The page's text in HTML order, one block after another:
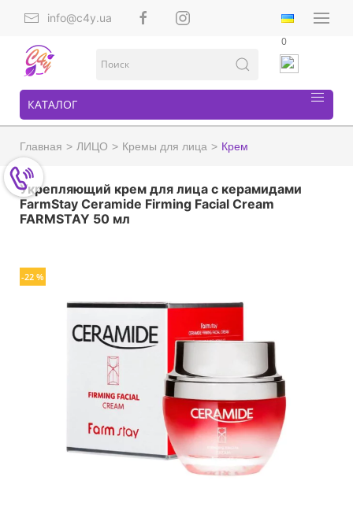
info@c4y.ua
0
КАТАЛОГ
Главная ЛИЦО Кремы для лица Крем
Укрепляющий крем для лица с керамидами
FarmStay Ceramide Firming Facial Cream
FARMSTAY 50 мл
-22 %